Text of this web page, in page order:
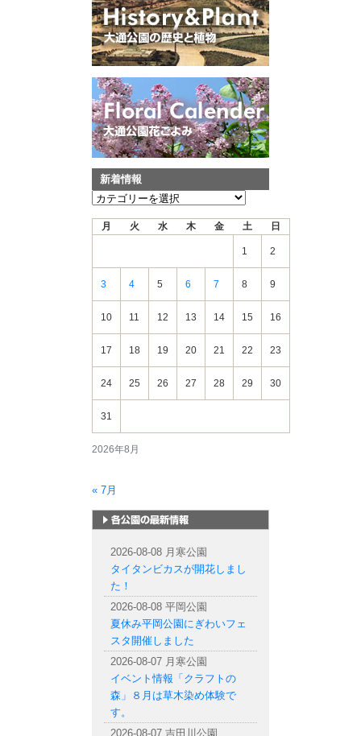
新着情報
新
2026年8月
月 火 水 木 金 土 日
1 2
3 4 5 6 7 8 9
10 11 12 13 14 15 16
17 18 19 20 21 22 23
24 25 26 27 28 29 30
31
« 7月
2026-08-08 月寒公園
タイタンビカスが開花しまし
た！
2026-08-08 平岡公園
夏休み平岡公園にぎわいフェ
スタ開催しました
2026-08-07 月寒公園
イベント情報「クラフトの
森」８月は草木染め体験で
す。
2026-08-07 吉田川公園